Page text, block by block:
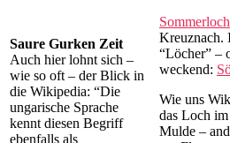
Saure Gurken Zeit
Auch hier lohnt sich –
wie so oft – der Blick in
die Wikipedia: “Die
ungarische Sprache
kennt diesen Begriff
ebenfalls als
Sommerloch
Kreuznach.
“Löcher” –
weckend:
Wie uns
das Loch
Mulde –